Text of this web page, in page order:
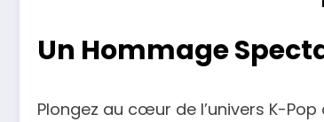
Un Hommage
Plongez au cœur de l’univers K-Pop